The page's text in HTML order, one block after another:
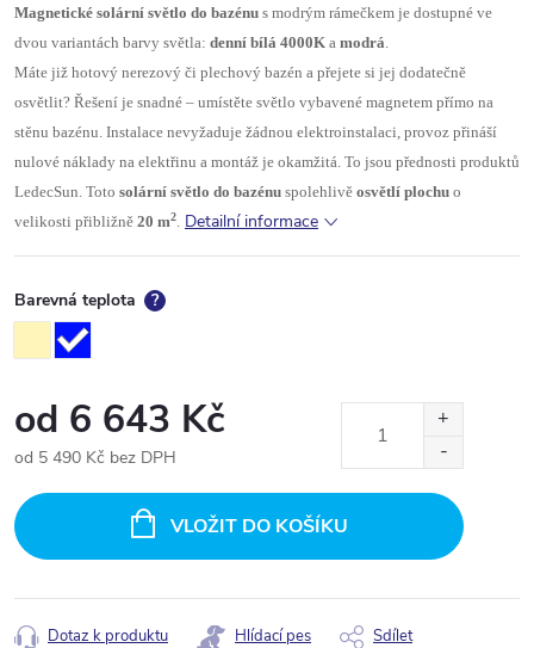
Magnetické solární světlo do bazénu s modrým rámečkem je dostupné ve
dvou variantách barvy světla: denní bílá 4000K a modrá.
Máte již hotový nerezový či plechový bazén a přejete si jej dodatečně
osvětlit? Řešení je snadné – umístěte světlo vybavené magnetem přímo na
stěnu bazénu. Instalace nevyžaduje žádnou elektroinstalaci, provoz přináší
nulové náklady na elektřinu a montáž je okamžitá. To jsou přednosti produktů
LedecSun. Toto solární světlo do bazénu spolehlivě osvětlí plochu o
velikosti přibližně 20 m2. Detailní informace
Barevná teplota ?
od 6 643 Kč
od 5 490 Kč bez DPH
cena:
VLOŽIT DO KOŠÍKU
Dotaz k produktu Hlídací pes Sdílet